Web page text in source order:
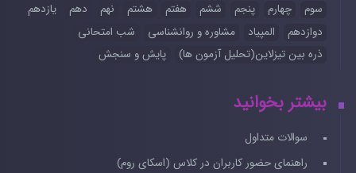
سوم چهارم پنجم ششم هفتم هشتم نهم دهم
یازدهم
دوازدهم
المپیاد مشاوره و روانشناسی
شب امتحانی
ذره بین تیزلاین(تحلیل آزمون ها)
پایش و سنجش
بیشتر بخوانید
سوالات متداول
راهنمای حضور کاربران در کلاس (اسکای روم)